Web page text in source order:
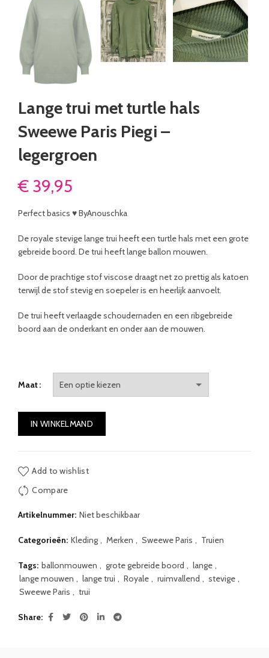
Lange trui met turtle hals
Sweewe Paris Piegi –
legergroen
€ 39,95
Perfect basics ♥ ByAnouschka
De royale stevige lange trui heeft een turtle hals met een grote
gebreide boord. De trui heeft lange ballon mouwen.
Door de prachtige stof viscose draagt net zo prettig als katoen
terwijl de stof stevig en soepeler is en heerlijk aanvoelt.
De trui heeft verlaagde schoudernaden en een ribgebreide
boord aan de onderkant en onder aan de mouwen.
Maat
IN WINKELMAND
Add to wishlist
Compare
Artikelnummer: Niet beschikbaar
Categorieën: Kleding , Merken , Sweewe Paris , Truien
Tags: ballonmouwen , grote gebreide boord , lange ,
lange mouwen , lange trui , Royale , ruimvallend , stevige ,
Sweewe Paris , trui
Share